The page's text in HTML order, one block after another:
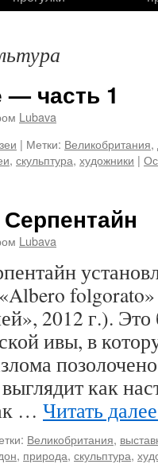
— часть 1
Lubava
| Метки: Великобритания,
, скульптура, художники |
Lubava
2012 г.). Это
ивы, в
как
… Читать
Великобритания,
, природа, скульптура,